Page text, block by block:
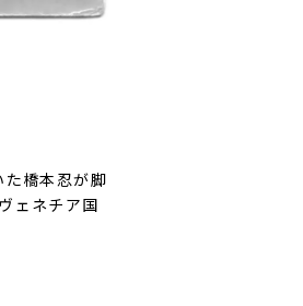
橋本忍が脚
ェネチア国